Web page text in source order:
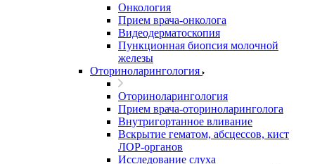
Онкология
Прием врача-онколога
Видеодерматоскопия
Пункционная биопсия молочной
железы
Оториноларингология
Оториноларингология
Прием врача-оториноларинголога
Внутригортанное вливание
Вскрытие гематом, абсцессов, кист
ЛОР-органов
Исследование слуха